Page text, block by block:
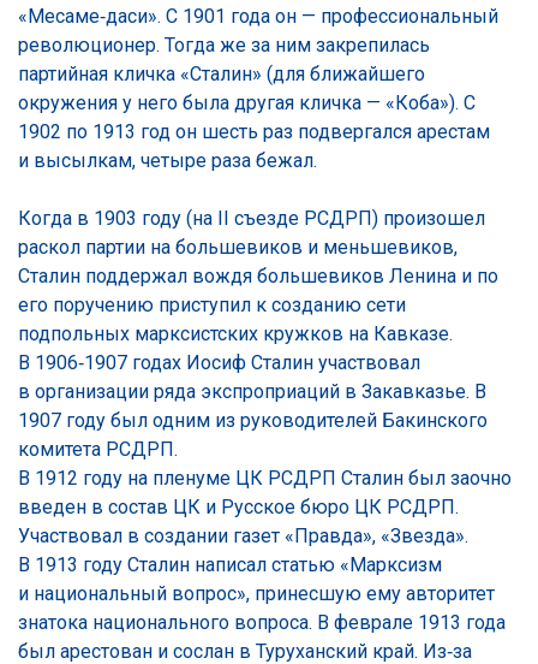
«Месаме‑даси». С 1901 года он — профессиональный
революционер. Тогда же за ним закрепилась
партийная кличка «Сталин» (для ближайшего
окружения у него была другая кличка — «Коба»). С
1902 по 1913 год он шесть раз подвергался арестам
и высылкам, четыре раза бежал.
Когда в 1903 году (на II съезде РСДРП) произошел
раскол партии на большевиков и меньшевиков,
Сталин поддержал вождя большевиков Ленина и по
его поручению приступил к созданию сети
подпольных марксистских кружков на Кавказе.
В 1906‑1907 годах Иосиф Сталин участвовал
в организации ряда экспроприаций в Закавказье. В
1907 году был одним из руководителей Бакинского
комитета РСДРП.
В 1912 году на пленуме ЦК РСДРП Сталин был заочно
введен в состав ЦК и Русское бюро ЦК РСДРП.
Участвовал в создании газет «Правда», «Звезда».
В 1913 году Сталин написал статью «Марксизм
и национальный вопрос», принесшую ему авторитет
знатока национального вопроса. В феврале 1913 года
был арестован и сослан в Туруханский край. Из‑за